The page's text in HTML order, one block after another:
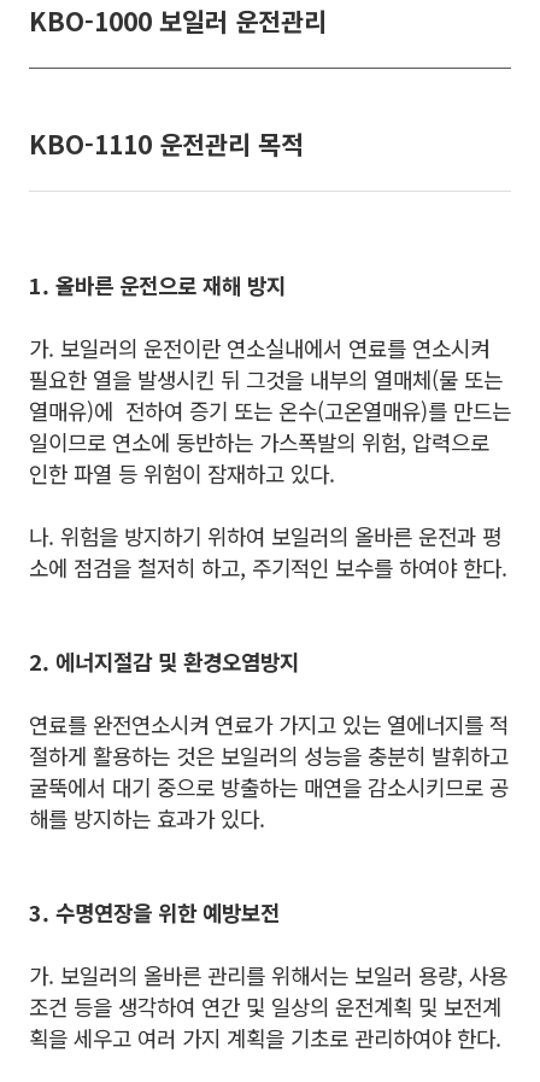
KBO-1000 보일러 운전관리
KBO-1110 운전관리 목적
1. 올바른 운전으로 재해 방지
가. 보일러의 운전이란 연소실내에서 연료를 연소시켜
필요한 열을 발생시킨 뒤 그것을 내부의 열매체(물 또는
열매유)에 전하여 증기 또는 온수(고온열매유)를 만드는
일이므로 연소에 동반하는 가스폭발의 위험, 압력으로
인한 파열 등 위험이 잠재하고 있다.
나. 위험을 방지하기 위하여 보일러의 올바른 운전과 평
소에 점검을 철저히 하고, 주기적인 보수를 하여야 한다.
2. 에너지절감 및 환경오염방지
연료를 완전연소시켜 연료가 가지고 있는 열에너지를 적
절하게 활용하는 것은 보일러의 성능을 충분히 발휘하고
굴뚝에서 대기 중으로 방출하는 매연을 감소시키므로 공
해를 방지하는 효과가 있다.
3. 수명연장을 위한 예방보전
가. 보일러의 올바른 관리를 위해서는 보일러 용량, 사용
조건 등을 생각하여 연간 및 일상의 운전계획 및 보전계
획을 세우고 여러 가지 계획을 기초로 관리하여야 한다.